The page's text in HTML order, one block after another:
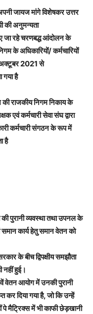
अपनी जायज मांगे विशेषकर उत्तर
की अनुमन्यता
जा रहे चरणबद्ध आंदोलन के
के अधिकारियों/ कर्मचारियों
अक्टूबर 2021 से
गया है
राजकीय निगम निकाय के
एवं कर्मचारी सेवा संघ द्वारा
कर्मचारी संगठन के रूप में
है
की पुरानी व्यवस्था तथा उपनल के
समान कार्य हेतु समान वेतन को
के बीच द्विपक्षीय समझौता
हुई।
वेतन आयोग में उनकी पुरानी
कर दिया गया है, जो कि उन्हें
पे मैट्रिक्स में भी काफी छेड़खानी